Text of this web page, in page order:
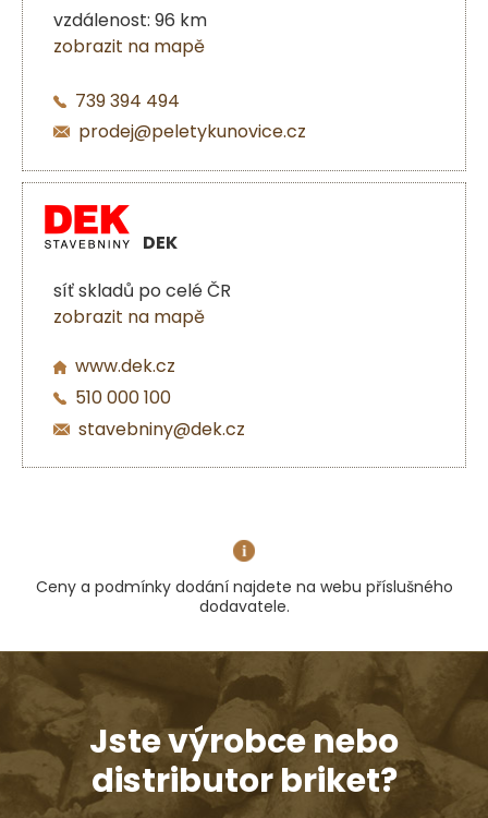
vzdálenost: 96 km
zobrazit na mapě
739 394 494
prodej@peletykunovice.cz
DEK
síť skladů po celé ČR
zobrazit na mapě
www.dek.cz
510 000 100
stavebniny@dek.cz
Ceny a podmínky dodání najdete na webu příslušného
dodavatele.
Jste výrobce nebo
distributor briket?